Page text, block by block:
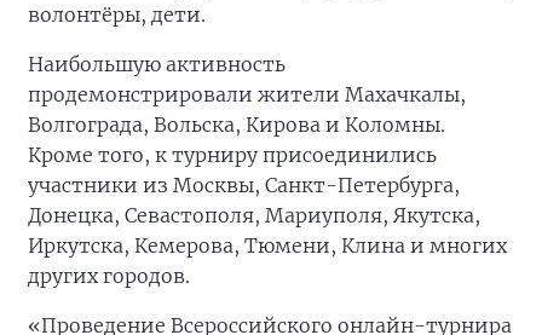
волонтёры, дети.
Наибольшую активность
продемонстрировали жители Махачкалы,
Волгограда, Вольска, Кирова и Коломны.
Кроме того, к турниру присоединились
участники из Москвы, Санкт-Петербурга,
Донецка, Севастополя, Мариуполя, Якутска,
Иркутска, Кемерова, Тюмени, Клина и многих
других городов.
«Проведение Всероссийского онлайн-турнира